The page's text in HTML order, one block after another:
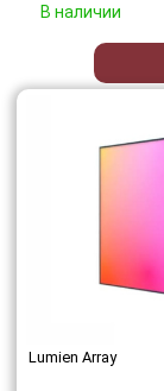
В наличии
Lumien Array